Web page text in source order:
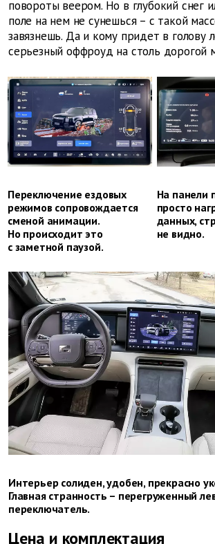
повороты веером. Но в глубокий снег
поле на нем не сунешься – с такой
завязнешь. Да и кому придет в голову
серьезный оффроуд на столь дорогой
Переключение ездовых
режимов сопровождается
сменой анимации.
Но происходит это
с заметной паузой.
На панели
просто
данных,
не видно.
Интерьер солиден, удобен, прекрасно
Главная странность – перегруженный
переключатель.
Цена и комплектация